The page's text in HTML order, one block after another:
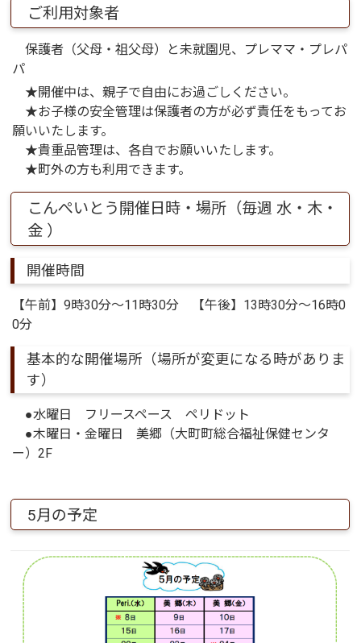
ご利用対象者
保護者（父母・祖父母）と未就園児、プレママ・プレパ
パ
★開催中は、親子で自由にお過ごしください。
★お子様の安全管理は保護者の方が必ず責任をもってお
願いいたします。
★貴重品管理は、各自でお願いいたします。
★町外の方も利用できます。
こんぺいとう開催日時・場所（毎週 水・木・
金 ）
開催時間
【午前】9時30分～11時30分 【午後】13時30分～16時0
0分
基本的な開催場所（場所が変更になる時がありま
す）
●水曜日 フリースペース ペリドット
●木曜日・金曜日 美郷（大町町総合福祉保健センタ
ー）2F
5月の予定